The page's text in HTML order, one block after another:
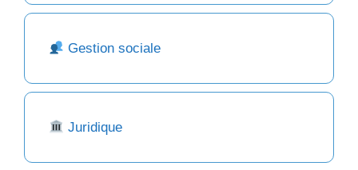
Gestion sociale
Juridique